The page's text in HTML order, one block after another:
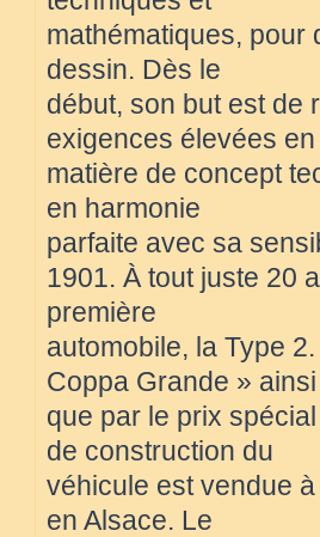
mathématiques, pour
dessin. Dès le
début, son but est de
exigences élevées en
matière de concept
en harmonie
parfaite avec sa
1901. À tout juste 20
première
automobile, la Type
Coppa Grande » ainsi
que par le prix
de construction du
véhicule est vendue
en Alsace. Le